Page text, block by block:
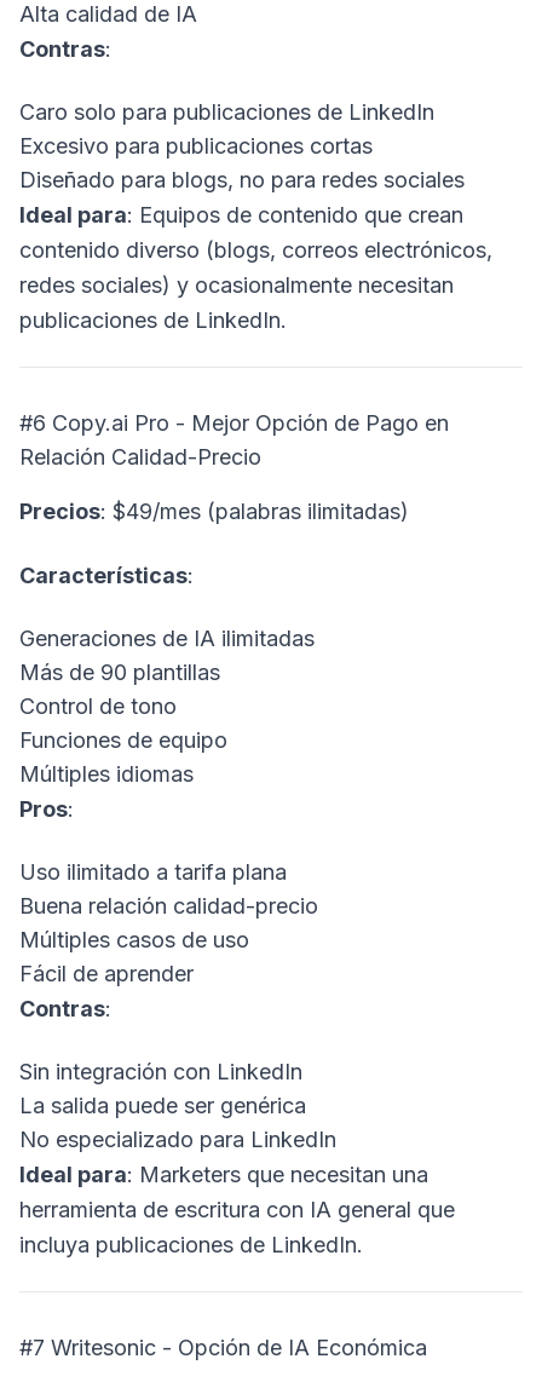
Alta calidad de IA
Contras:
Caro solo para publicaciones de LinkedIn
Excesivo para publicaciones cortas
Diseñado para blogs, no para redes sociales
Ideal para: Equipos de contenido que crean
contenido diverso (blogs, correos electrónicos,
redes sociales) y ocasionalmente necesitan
publicaciones de LinkedIn.
#6 Copy.ai Pro - Mejor Opción de Pago en
Relación Calidad-Precio
Precios: $49/mes (palabras ilimitadas)
Características:
Generaciones de IA ilimitadas
Más de 90 plantillas
Control de tono
Funciones de equipo
Múltiples idiomas
Pros:
Uso ilimitado a tarifa plana
Buena relación calidad-precio
Múltiples casos de uso
Fácil de aprender
Contras:
Sin integración con LinkedIn
La salida puede ser genérica
No especializado para LinkedIn
Ideal para: Marketers que necesitan una
herramienta de escritura con IA general que
incluya publicaciones de LinkedIn.
#7 Writesonic - Opción de IA Económica